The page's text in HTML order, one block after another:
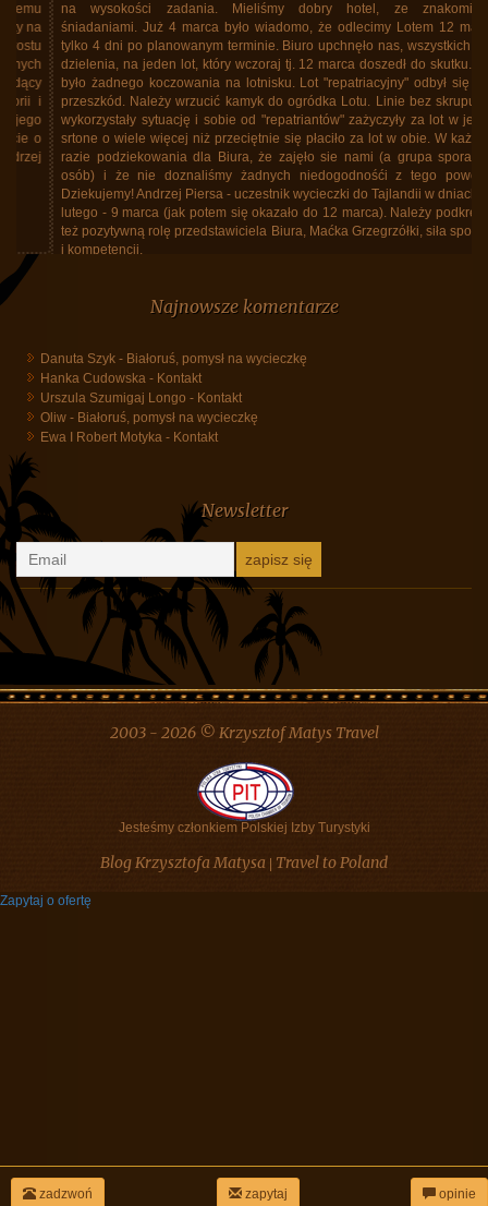
zadzwoń zapytaj opinie
na wysokości zadania. Mieliśmy dobry hotel, ze znakomitymi
śniadaniami. Już 4 marca było wiadomo, że odlecimy Lotem 12 marca
tylko 4 dni po planowanym terminie. Biuro upchnęło nas, wszystkich bez
dzielenia, na jeden lot, który wczoraj tj. 12 marca doszedł do skutku. Nie
było żadnego koczowania na lotnisku. Lot "repatriacyjny" odbył się bez
przeszkód. Należy wrzucić kamyk do ogródka Lotu. Linie bez skrupułów
wykorzystały sytuację i sobie od "repatriantów" zażyczyły za lot w jedną
srtone o wiele więcej niż przeciętnie się płaciło za lot w obie. W każdym
razie podziekowania dla Biura, że zajęło sie nami (a grupa spora, 40
osób) i że nie doznaliśmy żadnych niedogodnośći z tego powodu.
Dziekujemy! Andrzej Piersa - uczestnik wycieczki do Tajlandii w dniach 25
lutego - 9 marca (jak potem się okazało do 12 marca). Należy podkreślić
też pozytywną rolę przedstawiciela Biura, Maćka Grzegrzółki, siła spokoju
i kompetencji.
Najnowsze komentarze
Danuta Szyk-Białoruś, pomysł na wycieczkę
Ewa I Robert Motyka
Kontakt
Newsletter
2003 - 2026 © Krzysztof Matys Travel